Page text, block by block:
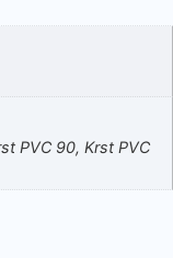
PVC 90, Krst PVC